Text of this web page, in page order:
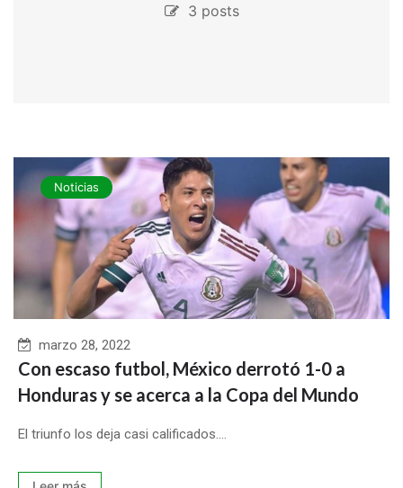
3 posts
Noticias
marzo 28, 2022
Con escaso futbol, México derrotó 1-0 a
Honduras y se acerca a la Copa del Mundo
El triunfo los deja casi calificados....